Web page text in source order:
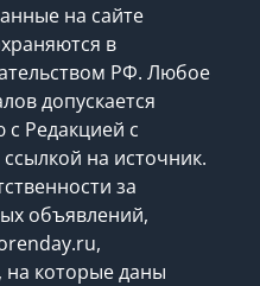
на сайте
в
РФ. Любое
допускается
с Редакцией с
на источник.
за
объявлений,
на которые даны